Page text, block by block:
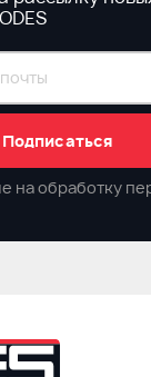
Подписаться
на обработку